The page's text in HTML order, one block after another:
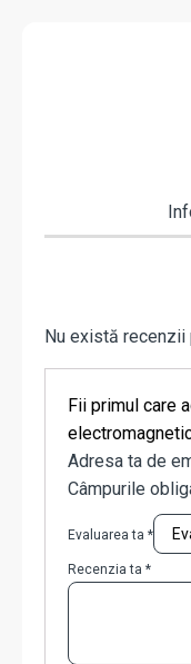
Nu există recenzii
Fii primul care
Adresa ta de
Câmpurile
Evaluarea ta *
Recenzia ta *